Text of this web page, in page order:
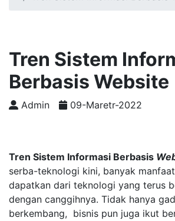
Tren Sistem
Berbasis Website
Admin 09-Maretr-2022
Tren Sistem Informasi Berbasis
serba-teknologi kini, banyak
dapatkan dari teknologi yang terus
dengan canggihnya. Tidak hanya
berkembang, bisnis pun juga ikut